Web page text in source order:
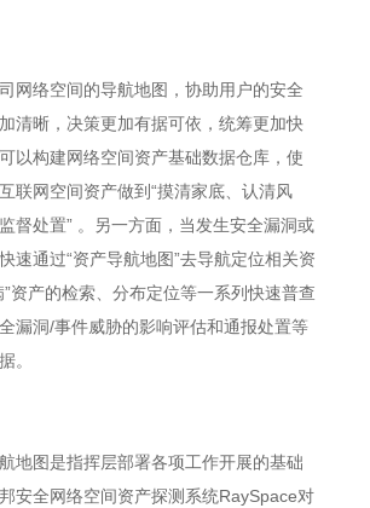
网络空间的导航地图，协助用户的安全
清晰，决策更加有据可依，统筹更加快
以构建网络空间资产基础数据仓库，使
联网空间资产做到“摸清家底、认清风
督处置” 。另一方面，当发生安全漏洞或
速通过“资产导航地图”去导航定位相关资
”资产的检索、分布定位等一系列快速普查
漏洞/事件威胁的影响评估和通报处置等
。
地图是指挥层部署各项工作开展的基础
安全网络空间资产探测系统RaySpace对